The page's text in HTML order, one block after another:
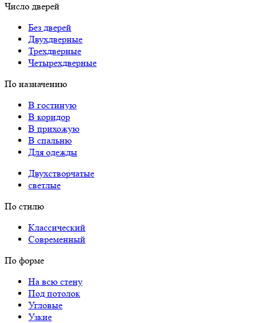
Число дверей
Без дверей
Двухдверные
Трехдверные
Четырехдверные
По назначению
В гостиную
В коридор
В прихожую
В спальню
Для одежды
Двухстворчатые
светлые
По стилю
Классический
Современный
По форме
На всю стену
Под потолок
Угловые
Узкие